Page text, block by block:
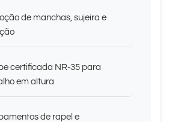
de manchas, sujeira e
certificada NR-35 para
em altura
de rapel e